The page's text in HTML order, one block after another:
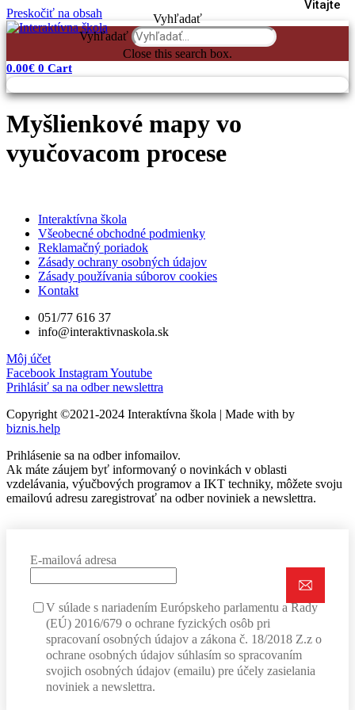
Preskočiť na obsah
Vitajte
Vyhľadať
Vyhľadať
Close this search box.
0.00€ 0 Cart
Myšlienkové mapy vo
vyučovacom procese
Interaktívna škola
Všeobecné obchodné podmienky
Reklamačný poriadok
Zásady ochrany osobných údajov
Zásady používania súborov cookies
Kontakt
051/77 616 37
info@interaktivnaskola.sk
Môj účet
Facebook InstagramYoutube
Prihlásiť sa na odber newslettra
Copyright ©2021-2024 Interaktívna škola | Made with by
biznis.help
Prihlásenie sa na odber infomailov.
Ak máte záujem byť informovaný o novinkách v oblasti
vzdelávania, výučbových programov a IKT techniky, môžete svoju
emailovú adresu zaregistrovať na odber noviniek a newslettra.
E-mailová adresa
V súlade s nariadením Európskeho parlamentu a Rady
(EÚ) 2016/679 o ochrane fyzických osôb pri
spracovaní osobných údajov a zákona č. 18/2018 Z.z o
ochrane osobných údajov súhlasím so spracovaním
svojich osobných údajov (emailu) pre účely zasielania
noviniek a newslettra.